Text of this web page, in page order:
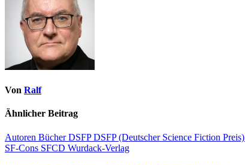
Von Ralf
Ähnlicher Beitrag
Autoren BücherDSFPDSFP (Deutscher Science Fiction Preis)
SF-Cons SFCD Wurdack-Verlag